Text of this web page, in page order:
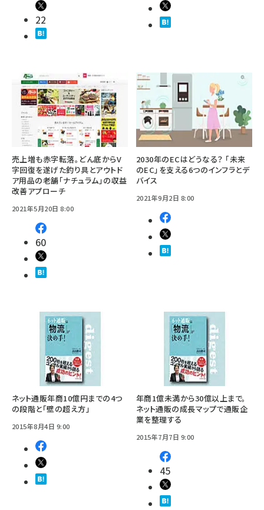
22
売上増も赤字転落。どん底からV
字回復を遂げた釣り具とアウトド
ア用品の老舗「ナチュラム」の収益
改善アプローチ
2021年5月20日 8:00
60
2030年のECはどうなる？ 「未来
のEC」を支える6つのインフラとデ
バイス
2021年9月2日 8:00
ネット通販年商10億円までの4つ
の段階と「壁の超え方」
2015年8月4日 9:00
年商1億未満から30億以上まで。
ネット通販の成長マップで通販企
業を整理する
2015年7月7日 9:00
45